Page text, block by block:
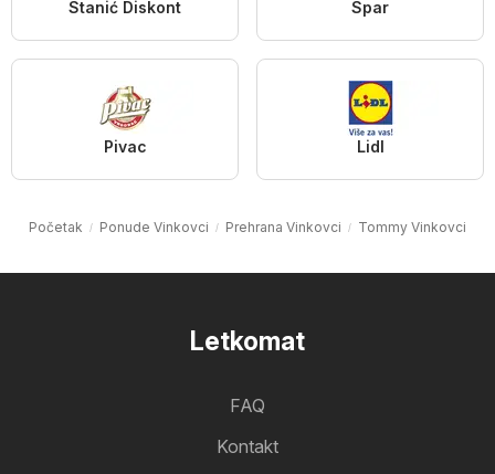
Stanić Diskont Spar
Pivac Lidl
Početak Ponude Vinkovci Prehrana Vinkovci Tommy Vinkovci
Letkomat
FAQ
Kontakt